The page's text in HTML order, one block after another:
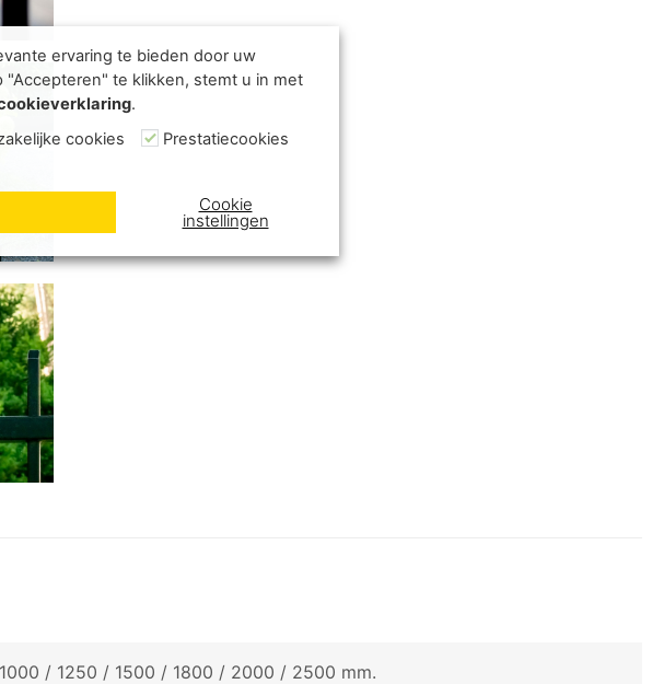
/ 1250 / 1500 / 1800 / 2000 / 2500 mm.
ervaring te bieden door uw
te klikken, stemt u in met
.
cookies
Prestatiecookies
Cookie
instellingen